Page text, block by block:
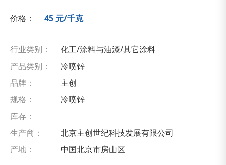
价格： 45 元/千克
行业类别：
化工/涂料与油漆/其它涂料
产品类别：
冷喷锌
品牌：
主创
规格：
冷喷锌
库存：
生产商：
北京主创世纪科技发展有限公司
产地：
中国北京市房山区